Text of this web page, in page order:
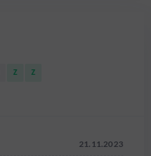
Z Z
21.11.2023